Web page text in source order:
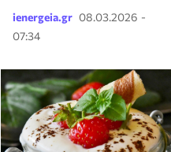
ienergeia.gr 08.03.2026 -
07:34